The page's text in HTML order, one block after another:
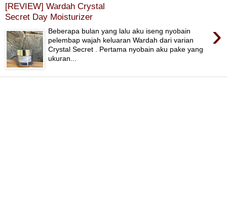
[REVIEW] Wardah Crystal
Secret Day Moisturizer
›
Beberapa bulan yang lalu aku iseng nyobain
pelembap wajah keluaran Wardah dari varian
Crystal Secret . Pertama nyobain aku pake yang
ukuran...